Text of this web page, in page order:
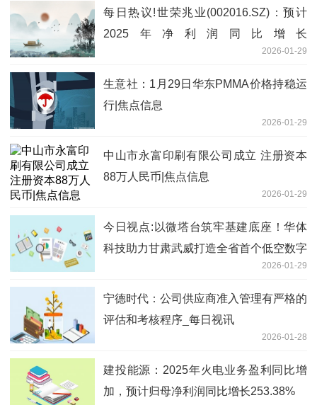
每日热议!世荣兆业(002016.SZ)：预计
2025年净利润同比增长
2026-01-29
生意社：1月29日华东PMMA价格持稳运
行|焦点信息
2026-01-29
中山市永富印刷有限公司成立 注册资本
88万人民币|焦点信息
2026-01-29
今日视点:以微塔台筑牢基建底座！华体
科技助力甘肃武威打造全省首个低空数字
2026-01-29
宁德时代：公司供应商准入管理有严格的
评估和考核程序_每日视讯
2026-01-28
建投能源：2025年火电业务盈利同比增
加，预计归母净利润同比增长253.38%